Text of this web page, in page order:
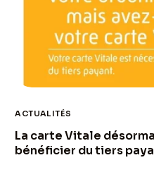
ACTUALITÉS
La carte Vitale
bénéficier du tiers